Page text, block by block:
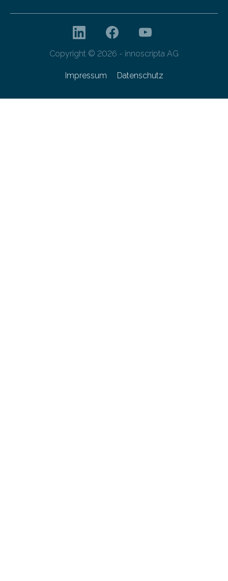
Copyright © 2026 - innoscripta AG
Impressum Datenschutz